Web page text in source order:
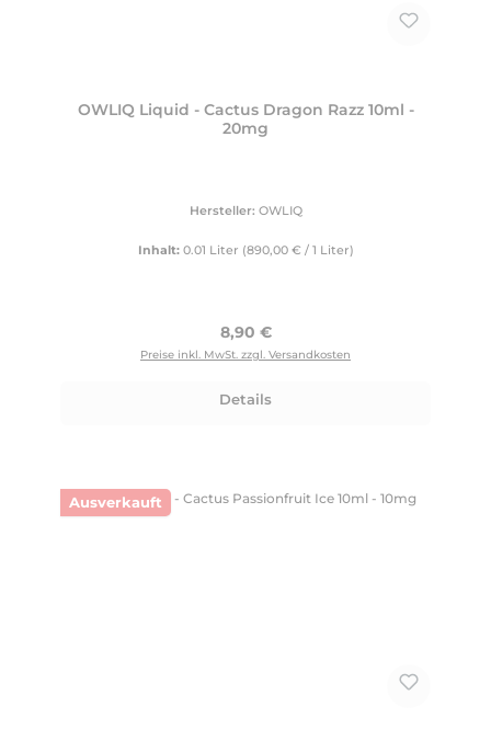
OWLIQ Liquid - Cactus Dragon Razz 10ml -
20mg
Hersteller: OWLIQ
Inhalt: 0.01 Liter (890,00 € / 1 Liter)
Regulärer Preis:
8,90 €
Preise inkl. MwSt. zzgl. Versandkosten
Details
Ausverkauft